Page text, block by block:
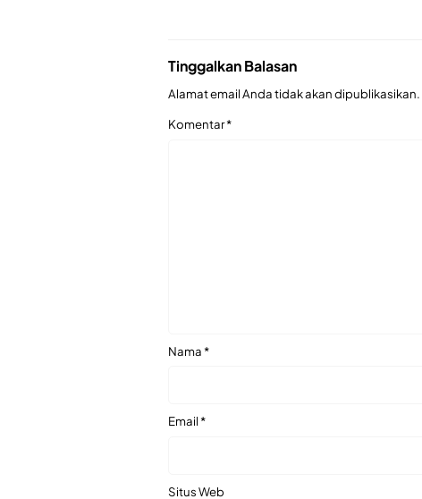
Tinggalkan Balasan
Alamat email Anda tidak akan dipublikasikan.
Komentar*
Nama*
Email*
Situs Web